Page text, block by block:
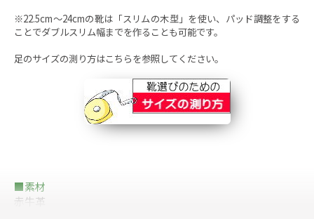
※22.5cm～24cmの靴は 「スリムの木型」を使い、パッド調整をする
ことでダブルスリム幅までを作ることも可能です。
足のサイズの測り方はこちらを参照してください。
■素材
赤牛革